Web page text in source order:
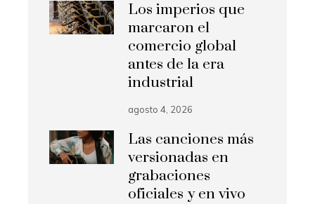
Los imperios que
marcaron el
comercio global
antes de la era
industrial
agosto 4, 2026
Las canciones más
versionadas en
grabaciones
oficiales y en vivo